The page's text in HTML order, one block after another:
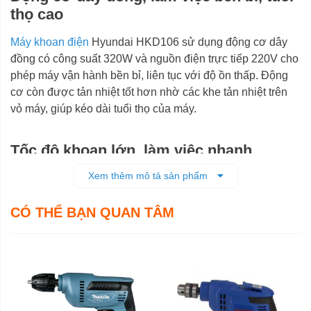
thọ cao
Máy khoan điện Hyundai HKD106 sử dụng động cơ dây
đồng có công suất 320W và nguồn điện trực tiếp 220V cho
phép máy vận hành bền bỉ, liên tục với độ ồn thấp. Động
cơ còn được tản nhiệt tốt hơn nhờ các khe tản nhiệt trên
vỏ máy, giúp kéo dài tuổi thọ của máy.
Tốc độ khoan lớn, làm việc nhanh
Máy khoan điện 6.5mm Hyundai HKD106 có tốc độ không
thép đường kính 6,5mm và khoan gỗ 10mm rất dễ dàng và
Chỉnh tốc độ khoan bằng cò bấm và nút
khoá
Xem thêm mô tả sản phẩm
CÓ THỂ BẠN QUAN TÂM